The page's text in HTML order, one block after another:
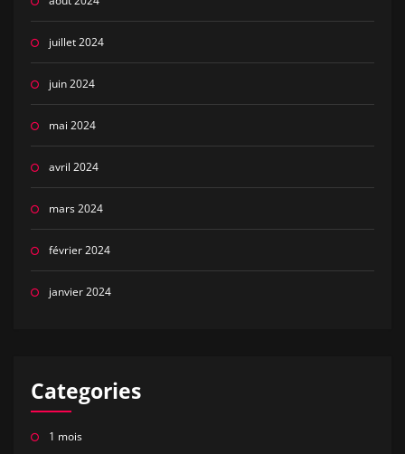
juillet 2024
juin 2024
mai 2024
avril 2024
mars 2024
février 2024
janvier 2024
Categories
1 mois